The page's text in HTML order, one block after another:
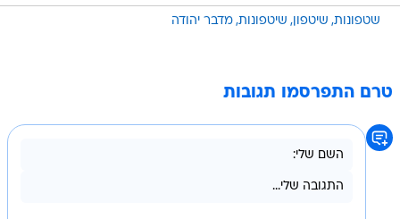
שטפונות שיטפון שיטפונות מדבר יהודה
טרם התפרסמו תגובות